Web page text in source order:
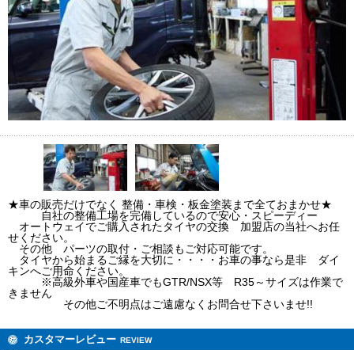
★車の販売だけでなく 整備・車検・板金塗装まで全ておまかせ★
自社の整備工場を完備しているので安心・スピーディー
オートウェイでご購入されたタイヤの交換 加盟店の当社へお任
せください。
その他 パーツの取付・ご相談もご対応可能です。
タイヤから始まるご縁を大切に・・・・お車の事なら是非 ダイ
キンへご用命ください。
※高級外車や国産車でもGTR/NSX等 R35～サイズは作業で
きません
その他ご不明点はご遠慮なくお問合せ下さいませ!!
カスタマーレビュー REVIEW